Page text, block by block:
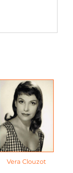
Vera Clouzot